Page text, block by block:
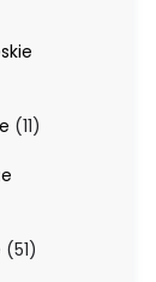
1111
5151